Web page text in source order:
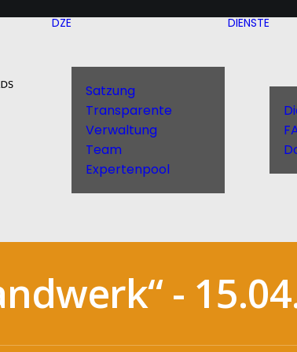
DZE
Satzung
Transparente
Verwaltung
Team
Expertenpool
DIENSTE
-